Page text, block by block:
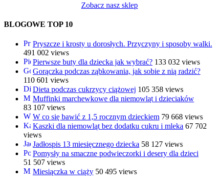
Zobacz nasz sklep
BLOGOWE TOP 10
Pryszcze i krosty u dorosłych. Przyczyny i sposoby walki.
491 002 views
Pierwsze buty dla dziecka jak wybrać? 133 032 views
Gorączka podczas ząbkowania, jak sobie z nią radzić?
110 601 views
Dieta podczas cukrzycy ciążowej 105 358 views
Muffinki marchewkowe dla niemowląt i dzieciaków
83 107 views
W co się bawić z 1,5 rocznym dzieckiem 79 668 views
Kaszki dla niemowląt bez dodatku cukru i mleka 67 702
views
Jadłospis 13 miesięcznego dziecka 58 127 views
Pomysły na smaczne podwieczorki i desery dla dzieci
51 507 views
Miesiączka w ciąży 50 495 views